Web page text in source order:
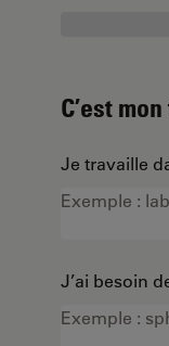
C’est
Je travaille
J’ai besoin